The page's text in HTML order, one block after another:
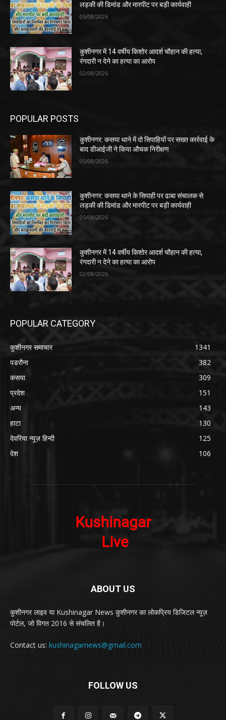
लड़की की डिमांड और मारपीट पर बड़ी कार्यवाही
05/08/2026
कुशीनगर में 14 वर्षीय किशोर आदर्श चौहान की हत्या,
रंगदारी न देने का हत्या का आरोप
02/08/2026
POPULAR POSTS
कुशीनगर: कसया थाने में दो सिपाहियों पर सख्त कार्रवाई के
बाद डीआईजी ने किया औचक निरीक्षण
05/08/2026
कुशीनगर: कसया थाने के सिपाही पर ढाबा संचालक से
लड़की की डिमांड और मारपीट पर बड़ी कार्यवाही
05/08/2026
कुशीनगर में 14 वर्षीय किशोर आदर्श चौहान की हत्या,
रंगदारी न देने का हत्या का आरोप
02/08/2026
POPULAR CATEGORY
कुशीनगर समाचार
1341
पडरौना
382
कसया
309
प्रदेश
151
अन्य
143
हाटा
130
देवरिया न्यूज़ हिन्दी
125
देश
106
ABOUT US
कुशीनगर लाइव या Kushinagar News कुशीनगर का लोकप्रिय डिजिटल न्यूज़
पोर्टल, जो विगत 2016 से संचलित है।
Contact us: kushinagarnews@gmail.com
FOLLOW US